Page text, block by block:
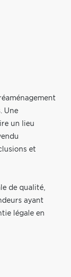
Une
un lieu
et
de qualité,
ayant
légale en